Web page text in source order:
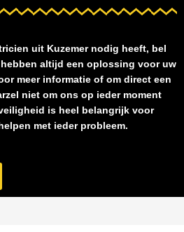
uit Kuzemer nodig heeft, bel
altijd een oplossing voor uw
meer informatie of om direct een
niet om ons op ieder moment
is heel belangrijk voor
met ieder probleem.